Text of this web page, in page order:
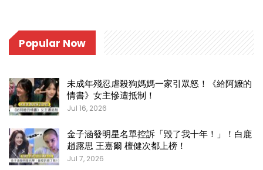
Popular Now
未成年殘忍虐殺狗媽媽一家引眾怒！《給阿嬤的
情書》女主慘遭抵制！
Jul 16, 2026
金子涵發明星名單控訴「毀了我十年！」！白鹿
趙露思 王嘉爾 檀健次都上榜！
Jul 7, 2026